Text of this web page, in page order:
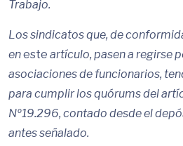
Trabajo.
Los sindicatos que, de
eneste artículo, pasen a regirse
asociaciones de funcionarios,
para cumplir los quórums del
Nº19.296, contado desde el
antes señalado.